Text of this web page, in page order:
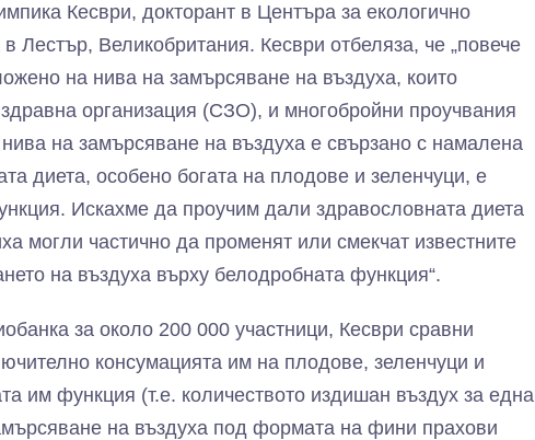
Кесври, докторант в Центъра за екологично
Лестър, Великобритания. Кесври отбеляза, че „повече
на нива на замърсяване на въздуха, които
организация (СЗО), и многобройни проучвания
нива на замърсяване на въздуха е свързано с намалена
диета, особено богата на плодове и зеленчуци, е
Искахме да проучим дали здравословната диета
могли частично да променят или смекчат известните
на въздуха върху белодробната функция“.
за около 200 000 участници, Кесври сравни
консумацията им на плодове, зеленчуци и
им функция (т.е. количеството издишан въздух за една
на въздуха под формата на фини прахови